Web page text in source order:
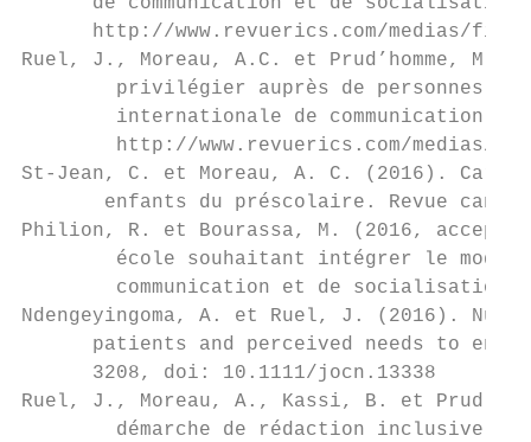
http://www.revuerics.com/medias/
Ruel, J., Moreau, A.C. et Prud’homme,
privilégier auprès de personnes
internationale de communication
http://www.revuerics.com/medias/
St-Jean, C. et Moreau, A. C. (2016).
enfants du préscolaire. Revue
Philion, R. et Bourassa, M. (2016, accepté).
école souhaitant intégrer le
communication et de socialisation
Ndengeyingoma, A. et Ruel, J. (2016).
patients and perceived needs to
      3208, doi: 10.1111/jocn.13338
Ruel, J., Moreau, A., Kassi, B. et
démarche de rédaction inclusive